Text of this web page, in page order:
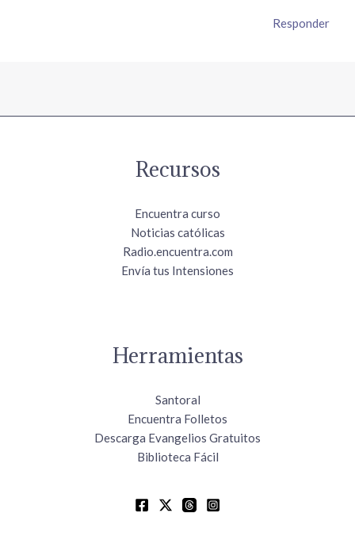
Responder
Recursos
Encuentra curso
Noticias católicas
Radio.encuentra.com
Envía tus Intensiones
Herramientas
Santoral
Encuentra Folletos
Descarga Evangelios Gratuitos
Biblioteca Fácil